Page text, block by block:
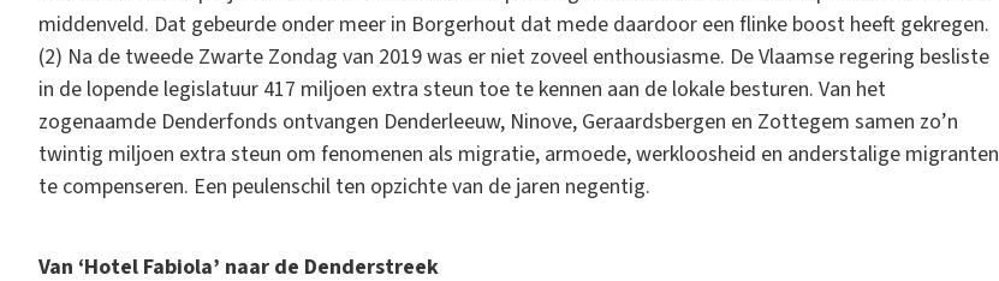
middenveld. Dat gebeurde onder meer in Borgerhout dat mede daardoor een flinke boost heeft gekregen.
(2) Na de tweede Zwarte Zondag van 2019 was er niet zoveel enthousiasme. De Vlaamse regering besliste
in de lopende legislatuur 417 miljoen extra steun toe te kennen aan de lokale besturen. Van het
zogenaamde Denderfonds ontvangen Denderleeuw, Ninove, Geraardsbergen en Zottegem samen zo’n
twintig miljoen extra steun om fenomenen als migratie, armoede, werkloosheid en anderstalige migranten
te compenseren. Een peulenschil ten opzichte van de jaren negentig.
Van ‘Hotel Fabiola’ naar de Denderstreek